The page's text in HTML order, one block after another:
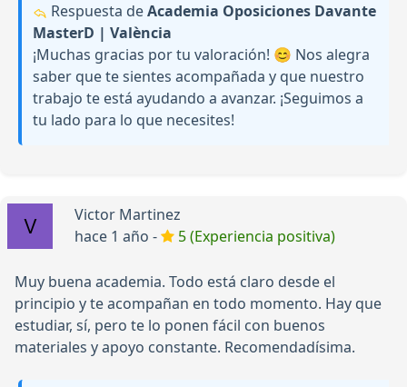
Respuesta deAcademia Oposiciones Davante
MasterD | València
¡Muchas gracias por tu valoración! 😊 Nos alegra
saber que te sientes acompañada y que nuestro
trabajo te está ayudando a avanzar. ¡Seguimos a
tu lado para lo que necesites!
Victor Martinez
hace 1 año -
5 (Experiencia positiva)
Muy buena academia. Todo está claro desde el
principio y te acompañan en todo momento. Hay que
estudiar, sí, pero te lo ponen fácil con buenos
materiales y apoyo constante. Recomendadísima.